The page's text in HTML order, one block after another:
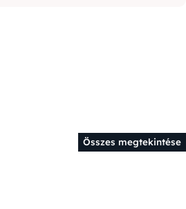
Összes megtekintése